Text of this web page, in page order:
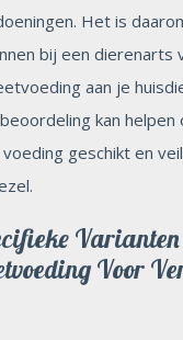
Het is
bij een dierenarts
aan je
kan
geschikt en
Voor